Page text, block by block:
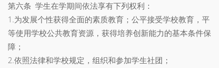
第六条 学生在学期间依法享有下列权利：
1.为发展个性获得全面的素质教育；公平接受学校教育，平
等使用学校公共教育资源，获得培养创新能力的基本条件保
障；
2.依照法律和学校规定，组织和参加学生社团；